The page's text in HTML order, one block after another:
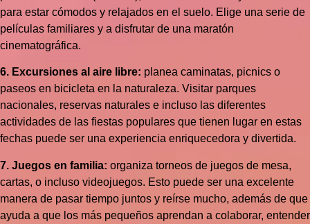
para estar cómodos y relajados en el suelo. Elige una serie de
películas familiares y a disfrutar de una maratón
cinematográfica.
6. Excursiones al aire libre: planea caminatas, picnics o
paseos en bicicleta en la naturaleza. Visitar parques
nacionales, reservas naturales e incluso las diferentes
actividades de las fiestas populares que tienen lugar en estas
fechas puede ser una experiencia enriquecedora y divertida.
7. Juegos en familia: organiza torneos de juegos de mesa,
cartas, o incluso videojuegos. Esto puede ser una excelente
manera de pasar tiempo juntos y reírse mucho, además de que
ayuda a que los más pequeños aprendan a colaborar, entender